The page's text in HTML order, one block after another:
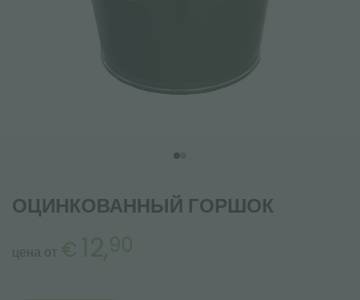
ОЦИНКОВАННЫЙ ГОРШОК
цена от € 12,90